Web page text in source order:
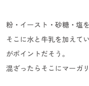
粉・イースト・砂糖・塩
そこに水と牛乳を加えて
がポイントだそう。
混ざったらそこにマーガ